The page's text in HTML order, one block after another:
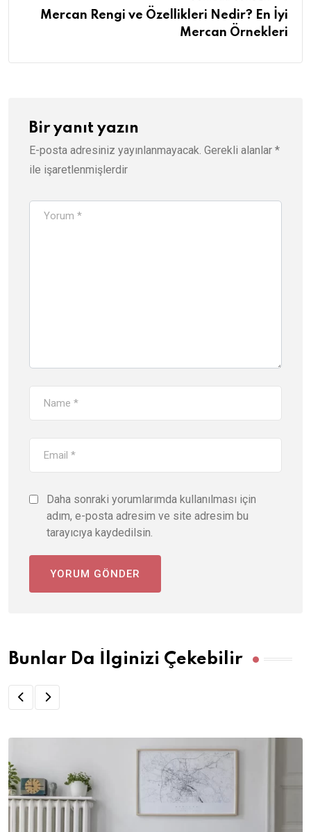
Mercan Rengi ve Özellikleri Nedir? En İyi
Mercan Örnekleri
Bir yanıt yazın
E-posta adresiniz yayınlanmayacak. Gerekli alanlar *
ile işaretlenmişlerdir
Daha sonraki yorumlarımda kullanılması için
adım, e-posta adresim ve site adresim bu
tarayıcıya kaydedilsin.
Bunlar Da İlginizi Çekebilir